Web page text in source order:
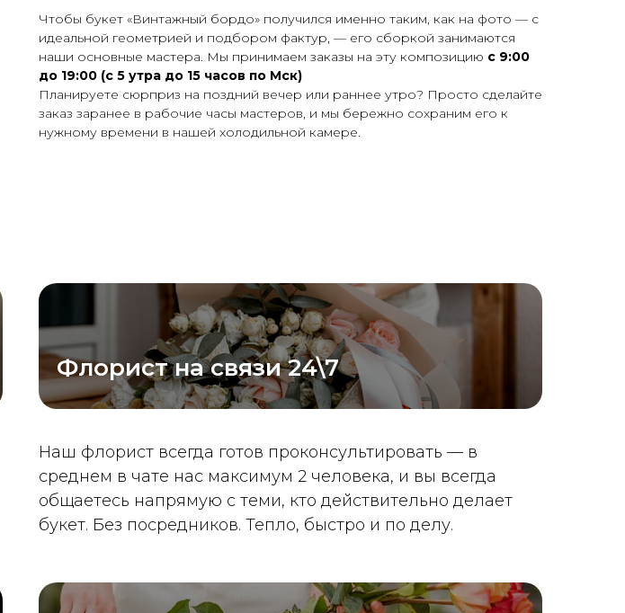
Чтобы букет «Винтажный бордо» получился именно таким, как на фото — с
идеальной геометрией и подбором фактур, — его сборкой занимаются
наши основные мастера. Мы принимаем заказы на эту композицию с 9:00
до 19:00 (с 5 утра до 15 часов по Мск)
Планируете сюрприз на поздний вечер или раннее утро? Просто сделайте
заказ заранее в рабочие часы мастеров, и мы бережно сохраним его к
нужному времени в нашей холодильной камере.
Флорист на связи 24\7
Наш флорист всегда готов проконсультировать — в
среднем в чате нас максимум 2 человека, и вы всегда
общаетесь напрямую с теми, кто действительно делает
букет. Без посредников. Тепло, быстро и по делу.